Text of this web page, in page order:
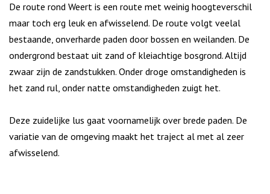
De route rond Weert is een route met weinig hoogteverschil
maar toch erg leuk en afwisselend. De route volgt veelal
bestaande, onverharde paden door bossen en weilanden. De
ondergrond bestaat uit zand of kleiachtige bosgrond. Altijd
zwaar zijn de zandstukken. Onder droge omstandigheden is
het zand rul, onder natte omstandigheden zuigt het.
Deze zuidelijke lus gaat voornamelijk over brede paden. De
variatie van de omgeving maakt het traject al met al zeer
afwisselend.